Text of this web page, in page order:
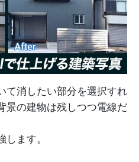
て消したい部分を選択すれ
景の建物は残しつつ電線だ
します。